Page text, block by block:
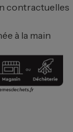
contractuelles
à la main